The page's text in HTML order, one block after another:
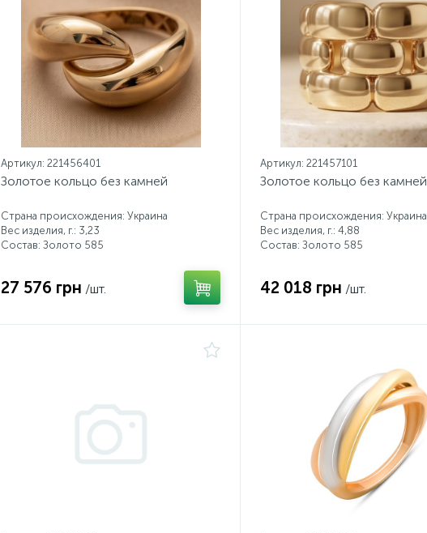
Артикул: 221456401
Золотое кольцо без камней
Страна происхождения: Украина
Вес изделия, г.: 3,23
Состав: Золото 585
27 576 грн /шт.
Артикул: 221457101
Золотое кольцо без камней
Страна происхождения: Украина
Вес изделия, г.: 4,88
Состав: Золото 585
42 018 грн /шт.